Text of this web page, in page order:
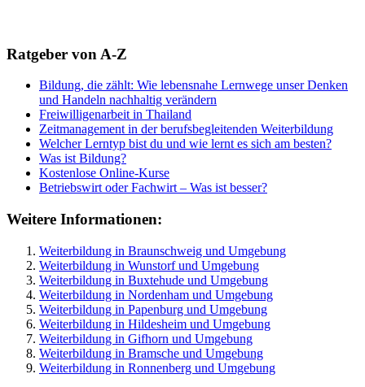
Ratgeber von A-Z
Bildung, die zählt: Wie lebensnahe Lernwege unser Denken
und Handeln nachhaltig verändern
Freiwilligenarbeit in Thailand
Zeitmanagement in der berufsbegleitenden Weiterbildung
Welcher Lerntyp bist du und wie lernt es sich am besten?
Was ist Bildung?
Kostenlose Online-Kurse
Betriebswirt oder Fachwirt – Was ist besser?
Weitere Informationen:
Weiterbildung in Braunschweig und Umgebung
Weiterbildung in Wunstorf und Umgebung
Weiterbildung in Buxtehude und Umgebung
Weiterbildung in Nordenham und Umgebung
Weiterbildung in Papenburg und Umgebung
Weiterbildung in Hildesheim und Umgebung
Weiterbildung in Gifhorn und Umgebung
Weiterbildung in Bramsche und Umgebung
Weiterbildung in Ronnenberg und Umgebung